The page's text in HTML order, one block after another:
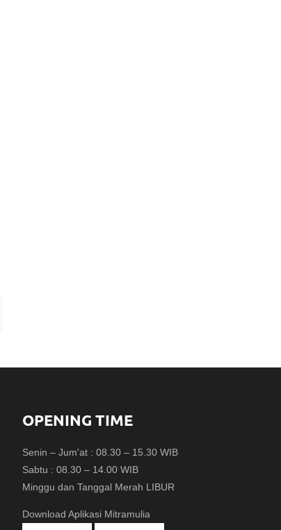
OPENING TIME
Senin – Jum'at : 08.30 – 15.30 WIB
Sabtu : 08.30 – 14.00 WIB
Minggu dan Tanggal Merah LIBUR
Download Aplikasi Mitramulia